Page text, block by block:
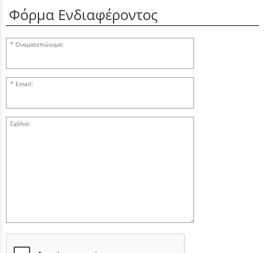
Φόρμα Ενδιαφέροντος
Ονοματεπώνυμο:
Email:
Σχόλια: